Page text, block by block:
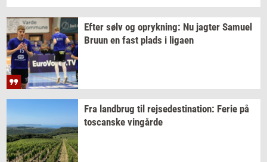
Efter sølv og op­ryk­ning: Nu jag­ter Samu­el
Bruun en fast plads i liga­en
Fra land­brug til rej­se­desti­na­tion: Ferie på
toscan­ske vin­går­de